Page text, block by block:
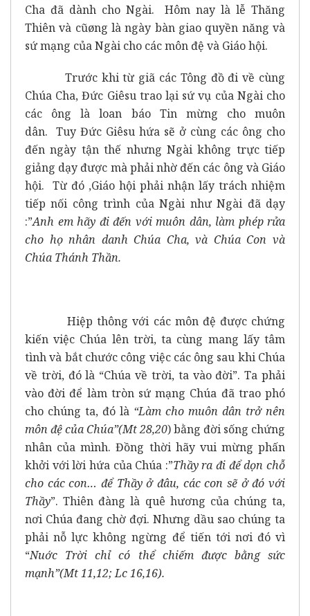
Cha đã dành cho Ngài. Hôm nay là lễ Thăng
Thiên và cũøng là ngày bàn giao quyền năng và
sứ mạng của Ngài cho các môn đệ và Giáo hội.
Trước khi từ giã các Tông đồ đi về cùng
Chúa Cha, Đức Giêsu trao lại sứ vụ của Ngài cho
các ông là loan báo Tin mừng cho muôn
dân. Tuy Đức Giêsu hứa sẽ ở cùng các ông cho
đến ngày tận thế nhưng Ngài không trực tiếp
giảng dạy được mà phải nhờ đến các ông và Giáo
hội. Từ đó ,Giáo hội phải nhận lấy trách nhiệm
tiếp nối công trình của Ngài như Ngài đã dạy
:”Anh em hãy đi đến với muôn dân, làm phép rửa
cho họ nhân danh Chúa Cha, và Chúa Con và
Chúa Thánh Thần.
Hiệp thông với các môn đệ được chứng
kiến việc Chúa lên trời, ta cùng mang lấy tâm
tình và bắt chước công việc các ông sau khi Chúa
về trời, đó là “Chúa về trời, ta vào đời”. Ta phải
vào đời để làm tròn sứ mạng Chúa đã trao phó
cho chúng ta, đó là “Làm cho muôn dân trở nên
môn đệcủa Chúa”(Mt 28,20) bằng đời sống chứng
nhân của mình. Đồng thời hãy vui mừng phấn
khởi với lời hứa của Chúa :”Thầy ra đi để dọn chỗ
cho các con… để Thầy ở đâu, các con sẽ ở đó với
Thầy”. Thiên đàng là quê hương của chúng ta,
nơi Chúa đang chờ đợi. Nhưng dầu sao chúng ta
phải nỗ lực không ngừng để tiến tới nơi đó vì
“Nuớc Trời chỉ có thể chiếm được bằng sức
mạnh”(Mt 11,12; Lc 16,16).